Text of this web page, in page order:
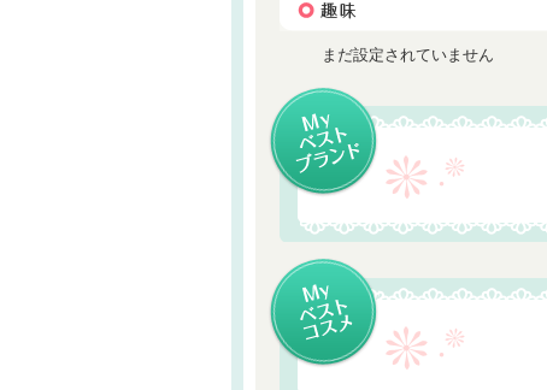
まだ設定されていません